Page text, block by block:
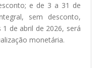
e de 3 a 31 de
sem desconto,
de abril de 2026, será
monetária.